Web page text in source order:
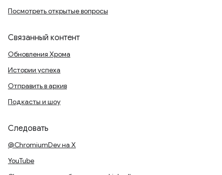
Посмотреть открытые вопросы
Связанный контент
Обновления Хрома
Истории успеха
Отправить в архив
Подкасты и шоу
Следовать
@ChromiumDev на X
YouTube